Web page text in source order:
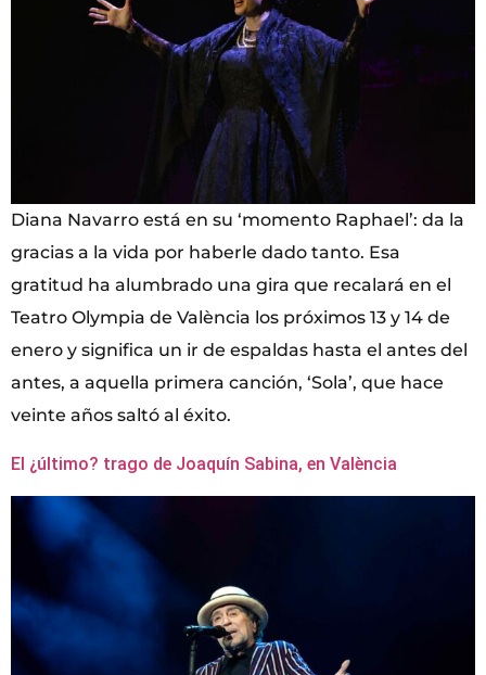
Diana Navarro está en su ‘momento Raphael’: da la
gracias a la vida por haberle dado tanto. Esa
gratitud ha alumbrado una gira que recalará en el
Teatro Olympia de València los próximos 13 y 14 de
enero y significa un ir de espaldas hasta el antes del
antes, a aquella primera canción, ‘Sola’, que hace
veinte años saltó al éxito.
El ¿último? trago de Joaquín Sabina, en València